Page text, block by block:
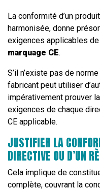
La conformité d’un
harmonisée, donne
exigences applicables
marquage CE.
S’il n’existe pas de
fabricant peut utiliser
impérativement prouver
exigences de chaque
CE applicable.
JUSTIFIER LA
DIRECTIVE OU D’UN
Cela implique de
complète, couvrant la